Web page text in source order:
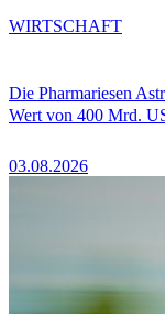
Die Pharmariesen
Wert von 400 Mrd.
03.08.2026
WIRTSCHAFT